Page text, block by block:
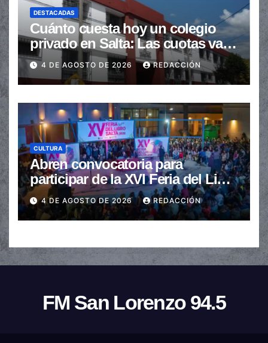
DESTACADAS
Cuánto cuesta hoy un colegio
privado en Salta: Las cuotas van
de $110.000 a más de $600.000
4 DE AGOSTO DE 2026 REDACCIÓN
CULTURA
Abren convocatoria para
participar de la XVI Feria del Libro
de Salta
4 DE AGOSTO DE 2026 REDACCIÓN
FM San Lorenzo 94.5